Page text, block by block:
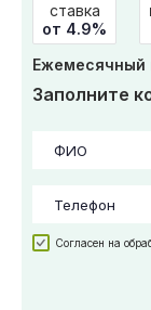
ставка
от 4.9%
Ежемесячный
Заполните
Согласен на